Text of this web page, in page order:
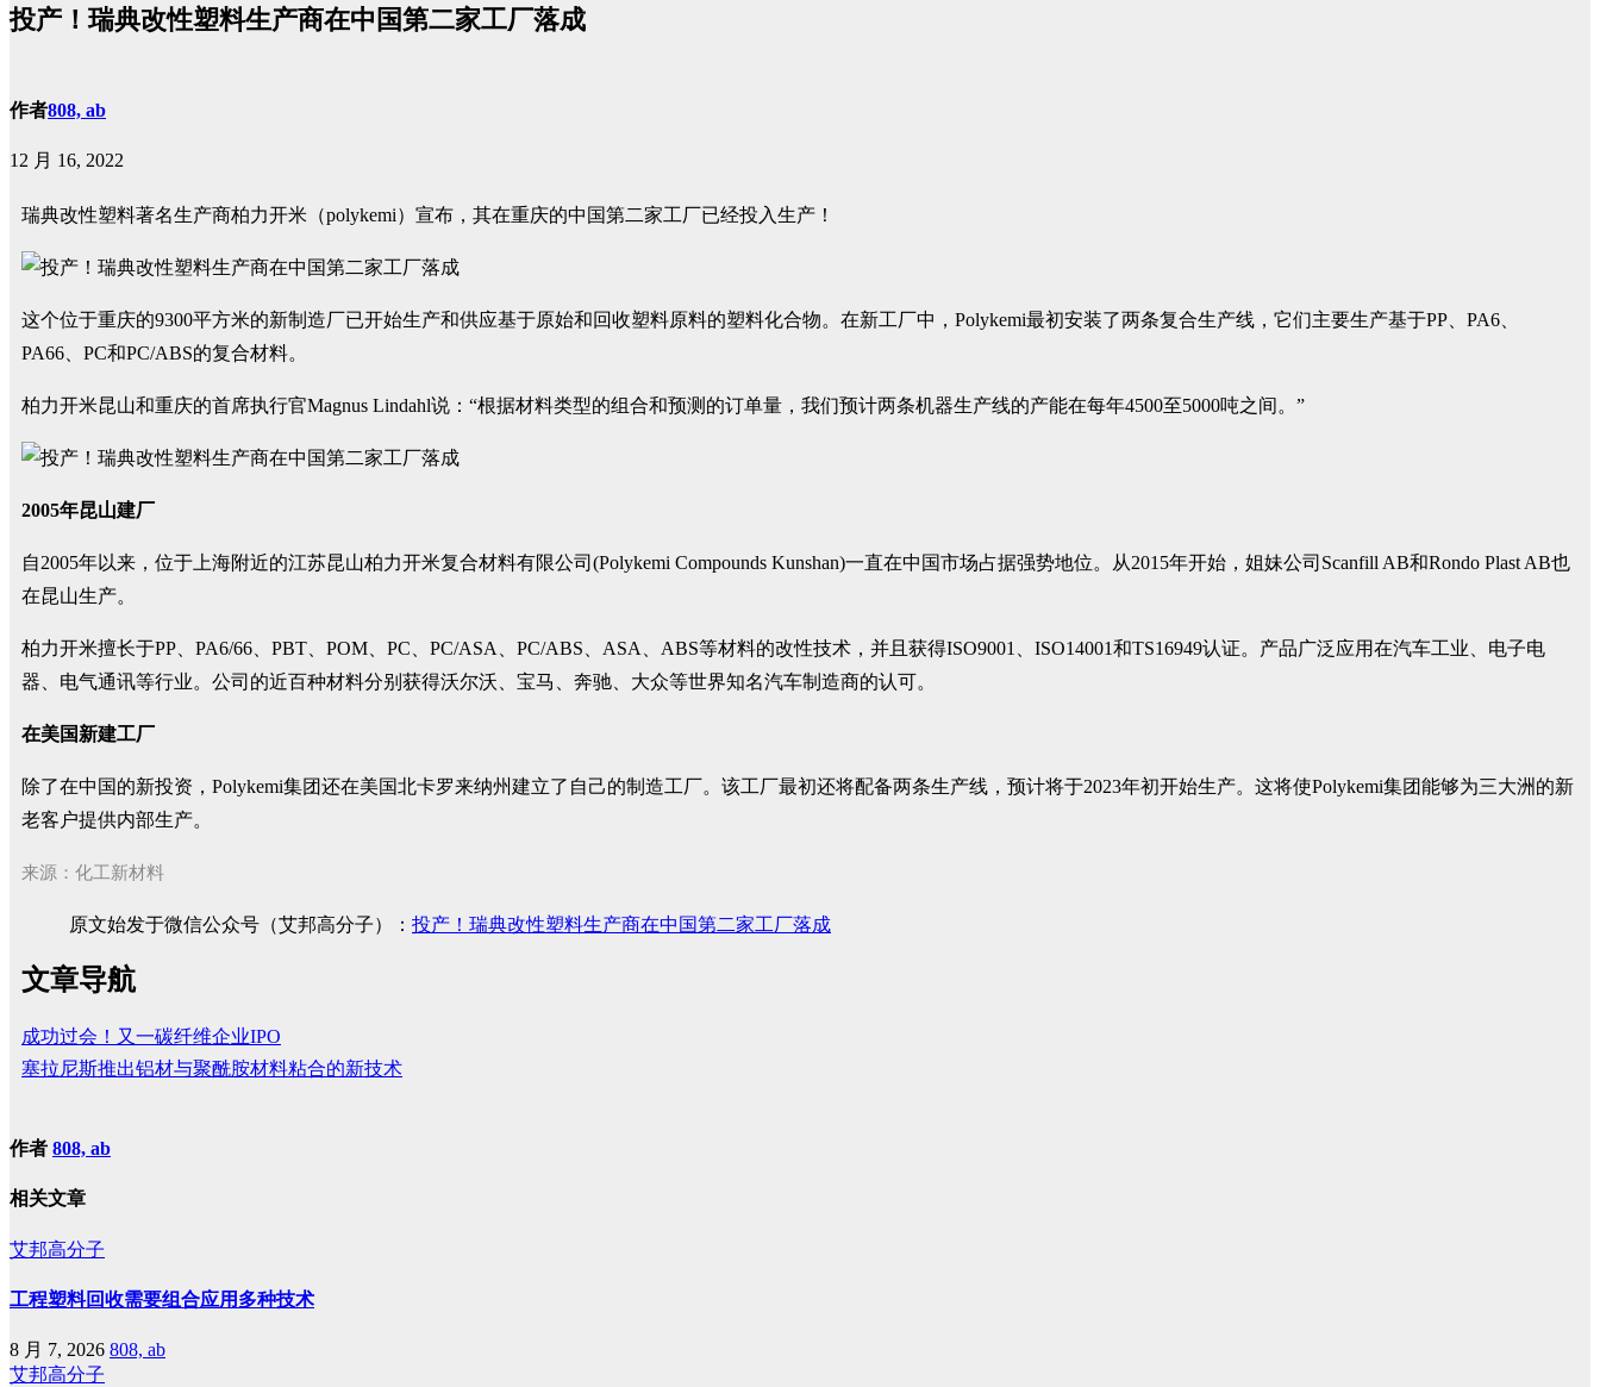
投产！瑞典改性塑料生产商在中国第二家工厂落成
作者808, ab
12 月 16, 2022
瑞典改性塑料著名生产商柏力开米（polykemi）宣布，其在重庆的中国第二家工厂已经投入生产！
这个位于重庆的9300平方米的新制造厂已开始生产和供应基于原始和回收塑料原料的塑料化合物。在新工厂中，Polykemi最初安装了两条复合生产线，它们主要生产基于PP、PA6、
PA66、PC和PC/ABS的复合材料。
柏力开米昆山和重庆的首席执行官Magnus Lindahl说：“根据材料类型的组合和预测的订单量，我们预计两条机器生产线的产能在每年4500至5000吨之间。”
2005年昆山建厂
自2005年以来，位于上海附近的江苏昆山柏力开米复合材料有限公司(Polykemi Compounds Kunshan)一直在中国市场占据强势地位。从2015年开始，姐妹公司Scanfill AB和Rondo Plast AB也
在昆山生产。
柏力开米擅长于PP、PA6/66、PBT、POM、PC、PC/ASA、PC/ABS、ASA、ABS等材料的改性技术，并且获得ISO9001、ISO14001和TS16949认证。产品广泛应用在汽车工业、电子电
器、电气通讯等行业。公司的近百种材料分别获得沃尔沃、宝马、奔驰、大众等世界知名汽车制造商的认可。
在美国新建工厂
除了在中国的新投资，Polykemi集团还在美国北卡罗来纳州建立了自己的制造工厂。该工厂最初还将配备两条生产线，预计将于2023年初开始生产。这将使Polykemi集团能够为三大洲的新
老客户提供内部生产。
来源：化工新材料
原文始发于微信公众号（艾邦高分子）： 投产！瑞典改性塑料生产商在中国第二家工厂落成
文章导航
成功过会！又一碳纤维企业IPO
塞拉尼斯推出铝材与聚酰胺材料粘合的新技术
作者 808, ab
相关文章
艾邦高分子
工程塑料回收需要组合应用多种技术
8 月 7, 2026 808, ab
艾邦高分子